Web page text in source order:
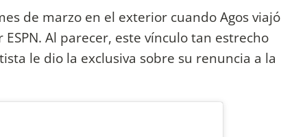
de marzo en el exterior cuando Agos viajó
Al parecer, este vínculo tan estrecho
le dio la exclusiva sobre su renuncia a la